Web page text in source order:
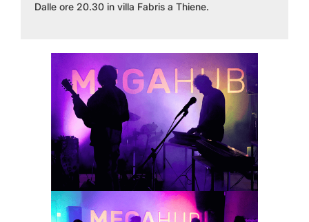
Dalle ore 20.30 in villa Fabris a Thiene.